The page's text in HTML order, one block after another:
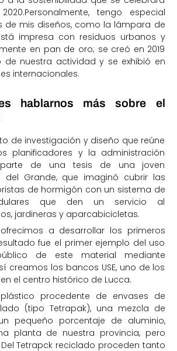
tengo especial
de mis diseños, como la lámpara de
impresa con residuos urbanos y
en pan de oro; se creó en 2019
de nuestra actividad y se exhibió en
internacionales.
hablarnos más sobre el
de investigación y diseño que reúne
planificadores y la administración
de una tesis de una joven
del Grande, que imaginó cubrir las
de hormigón con un sistema de
que den un servicio al
jardineras y aparcabicicletas.
a desarrollar los primeros
fue el primer ejemplo del uso
de este material mediante
creamos los bancos USE, uno de los
el centro histórico de Lucca.
procedente de envases de
(tipo Tetrapak), una mezcla de
pequeño porcentaje de aluminio,
planta de nuestra provincia, pero
Tetrapck reciclado proceden tanto